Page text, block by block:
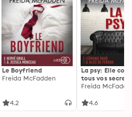
Le Boyfriend
Freida McFadden
4.2
La psy: Elle
tous vos
découvrez les
Freida
4.6